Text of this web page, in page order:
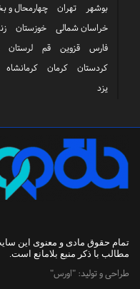
بوشهر
تهران چهارمحال و
خراسان شمالی
خوزستان
فارس
قزوین قم لرستان
کردستان
کرمان کرمانشاه
یزد
تمام حقوق مادی و معنوی این
مطالب با ذکر منبع بلامانع است.
طراحی و تولید: "اورس"